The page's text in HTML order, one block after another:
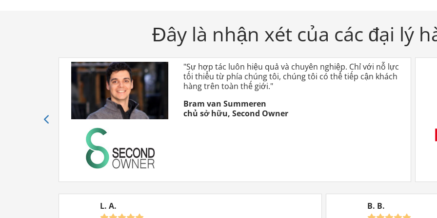
Đảm bảo hoàn tiền
Professional
Thử nghiệm không rủi ro:Bán máy móc trong 12
tháng – hoàn toàn không rủi ro. Yêu cầu duy nhất
để hoàn trả: Là đại lý, bạn phải luôn cung cấp ít nhất
10 máy trong suốt thời hạn hợp đồng. Nếu bạn
không hoàn toàn hài lòng, chúng tôi sẽ hoàn trả
toàn bộ số tiền cho bạn.
Yêu cầu theo danh mục
Thêm nhiều liên hệ nữa:
yêu cầu theo danh mục (yêu cầu) từ những người
Đây là nhận xét của các đại lý
"Sự hợp tác luôn hiệu quả và chuyên nghiệp. Chỉ với nỗ lực
tối thiểu từ phía chúng tôi, chúng tôi có thể tiếp cận khách
hàng trên toàn thế giới."
Bram van Summeren
chủ sở hữu, Second Owner
L. A. B. B.